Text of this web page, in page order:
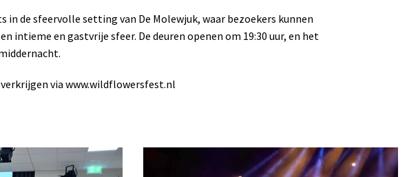
in de sfeervolle setting van De Molewjuk, waar bezoekers kunnen
intieme en gastvrije sfeer. De deuren openen om 19:30 uur, en het
via www.wildflowersfest.nl